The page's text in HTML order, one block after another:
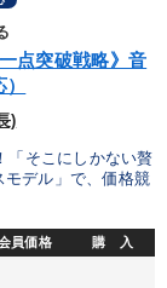
点突破戦略》音
)
「そこにしかない贅
デル」で、価格競
員価格 購 入